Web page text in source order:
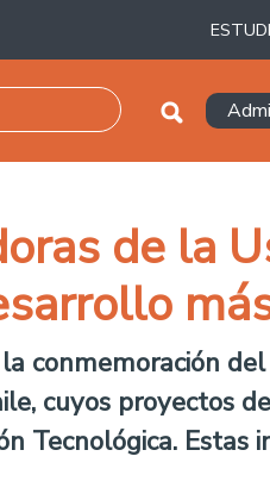
de la
conmemoración
cuyos proyectos
Tecnológica.